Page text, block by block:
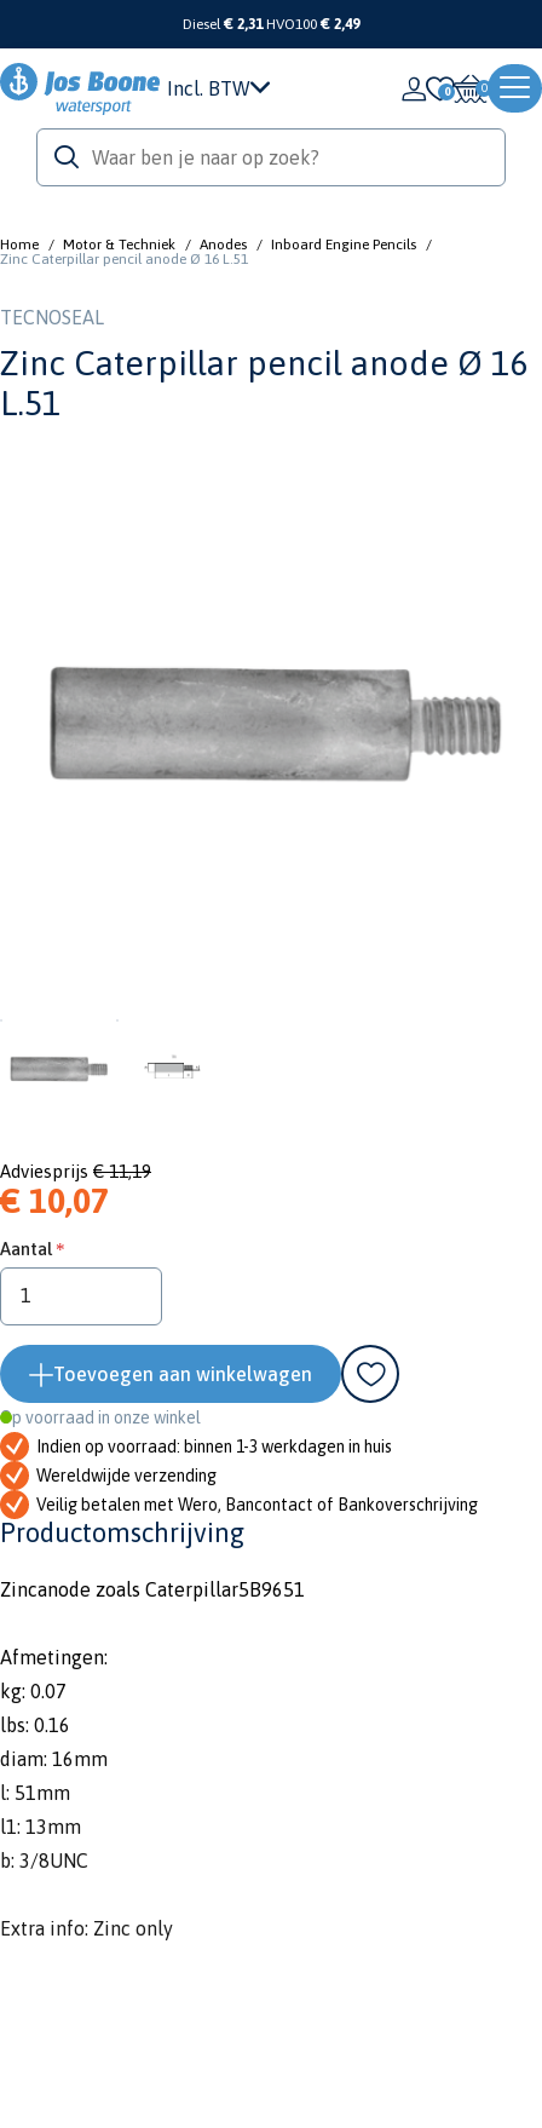
Diesel€ 2,31 HVO100 € 2,49
Incl. BTW 0
Home / Motor & Techniek / Anodes / Inboard Engine Pencils /
Zinc Caterpillar pencil anode Ø 16 L.51
TECNOSEAL
Zinc Caterpillar pencil anode Ø 16
L.51
Adviesprijs € 11,19
€ 10,07
Aantal
Toevoegen aan winkelwagen
Op voorraad in onze winkel
Indien op voorraad: binnen 1-3 werkdagen in huis
Wereldwijde verzending
Veilig betalen met Wero, Bancontact of Bankoverschrijving
Productomschrijving
Zincanode zoals Caterpillar5B9651
Afmetingen:
kg: 0.07
lbs: 0.16
diam: 16mm
l: 51mm
l1: 13mm
b: 3/8UNC
Extra info: Zinc only